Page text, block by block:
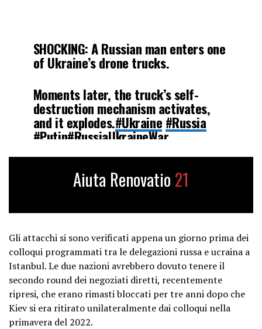
SHOCKING: A Russian man enters one
of Ukraine’s drone trucks.
Moments later, the truck’s self-
destruction mechanism activates,
and it explodes.#Ukraine #Russia
#Putin#RussiaUkraineWar
— TIger NS (@TIgerNS3)June 1,
Aiuta Renovatio 21
Gli attacchi si sono verificati appena un giorno prima dei
colloqui programmati tra le delegazioni russa e ucraina a
Istanbul. Le due nazioni avrebbero dovuto tenere il
secondo round dei negoziati diretti, recentemente
ripresi, che erano rimasti bloccati per tre anni dopo che
Kiev si era ritirato unilateralmente dai colloqui nella
primavera del 2022.